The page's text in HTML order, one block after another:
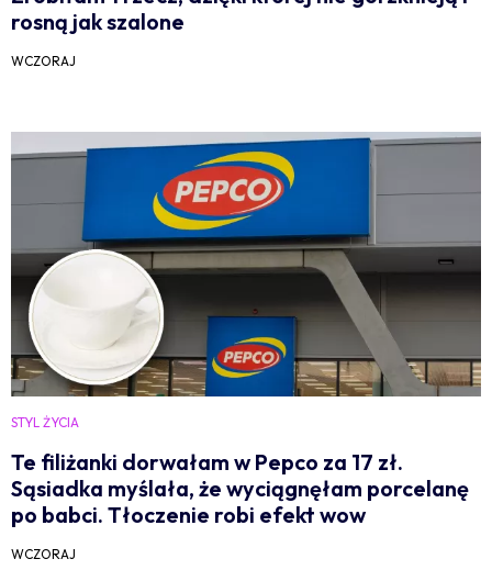
rosną jak szalone
WCZORAJ
STYL ŻYCIA
Te filiżanki dorwałam w Pepco za 17 zł.
Sąsiadka myślała, że wyciągnęłam porcelanę
po babci. Tłoczenie robi efekt wow
WCZORAJ